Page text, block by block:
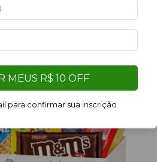
MEUS R$ 10 OFF
para confirmar sua inscrição